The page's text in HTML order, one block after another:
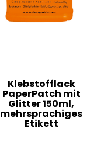
Klebstofflack
PaperPatch mit
Glitter 150ml,
mehrsprachiges
Etikett